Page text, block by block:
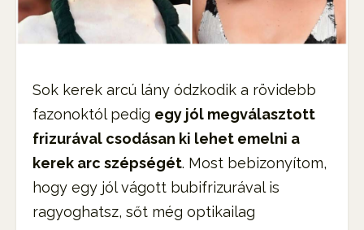
Sok kerek arcú lány ódzkodik a rövidebb
fazonoktól pedig egy jól megválasztott
frizurával csodásan ki lehet emelni a
kerek arc szépségét. Most bebizonyítom,
hogy egy jól vágott bubifrizurával is
ragyoghatsz, sőt még optikailag